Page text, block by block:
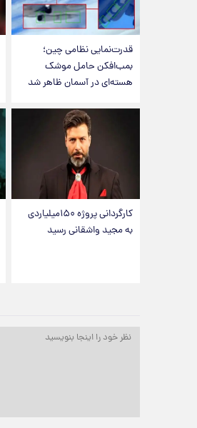
قدرت‌نمایی نظامی چین؛
بمب‌افکن حامل موشک
هسته‌ای در آسمان ظاهر شد
کارگردانی پروژه ۱۵۰میلیاردی
به مجید واشقانی رسید